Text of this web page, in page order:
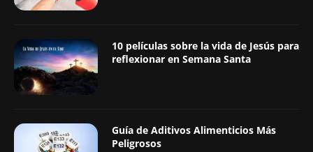
10 películas sobre la vida de Jesús para
reflexionar en Semana Santa
Guía de Aditivos Alimenticios Más
Peligrosos